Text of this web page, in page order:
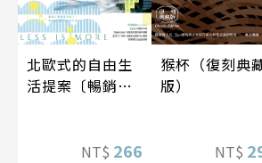
北歐式的自由生
活提案〔暢銷新
NT$ 266
猴杯（復刻典
版）
NT$